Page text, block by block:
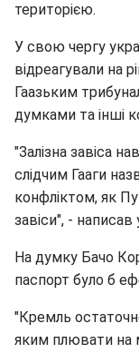
територією.
У свою чергу
відреагували на
Гаазьким
думками та інші
"Залізна завіса
слідчим Гааги
конфліктом, як
завіси", -
На думку Бачо
паспорт було б
"Кремль
яким плювати на